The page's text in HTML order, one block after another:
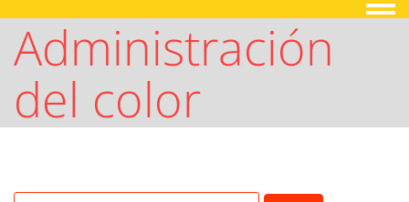
Administración
del color